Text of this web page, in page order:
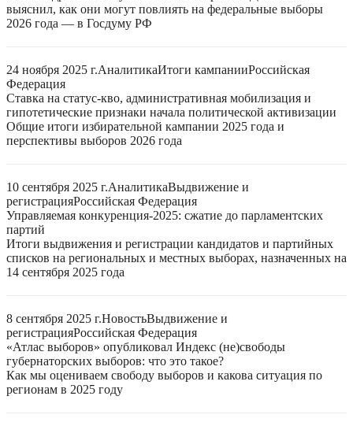
выяснил, как они могут повлиять на федеральные выборы
2026 года — в Госдуму РФ
24 ноября 2025 г.АналитикаИтоги кампанииРоссийская
Федерация
Ставка на статус-кво, административная мобилизация и
гипотетические признаки начала политической активизации
Общие итоги избирательной кампании 2025 года и
перспективы выборов 2026 года
10 сентября 2025 г.АналитикаВыдвижение и
регистрацияРоссийская Федерация
Управляемая конкуренция-2025: сжатие до парламентских
партий
Итоги выдвижения и регистрации кандидатов и партийных
списков на региональных и местных выборах, назначенных на
14 сентября 2025 года
8 сентября 2025 г.НовостьВыдвижение и
регистрацияРоссийская Федерация
«Атлас выборов» опубликовал Индекс (не)свободы
губернаторских выборов: что это такое?
Как мы оцениваем свободу выборов и какова ситуация по
регионам в 2025 году